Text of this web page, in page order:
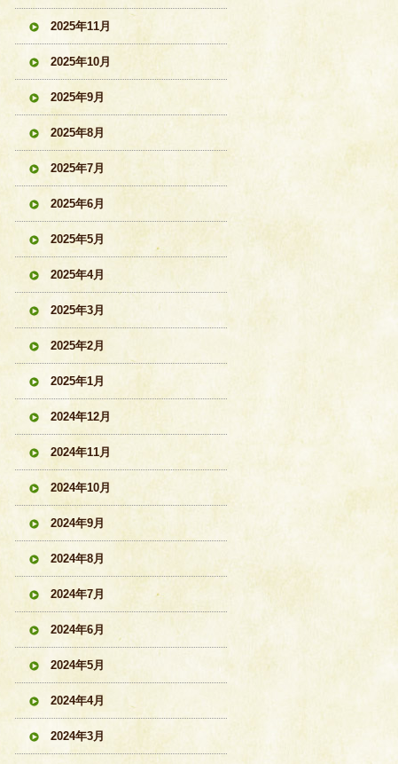
2025年11月
2025年10月
2025年9月
2025年8月
2025年7月
2025年6月
2025年5月
2025年4月
2025年3月
2025年2月
2025年1月
2024年12月
2024年11月
2024年10月
2024年9月
2024年8月
2024年7月
2024年6月
2024年5月
2024年4月
2024年3月